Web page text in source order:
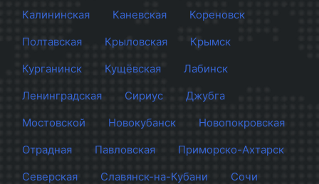
Калининская
Каневская
Кореновск
Полтавская
Крыловская
Крымск
Курганинск
Кущёвская
Лабинск
Ленинградская
Сириус
Джубга
Мостовской
Новокубанск
Новопокровская
Отрадная
Павловская
Приморско-Ахтарск
Северская
Славянск-на-Кубани
Сочи